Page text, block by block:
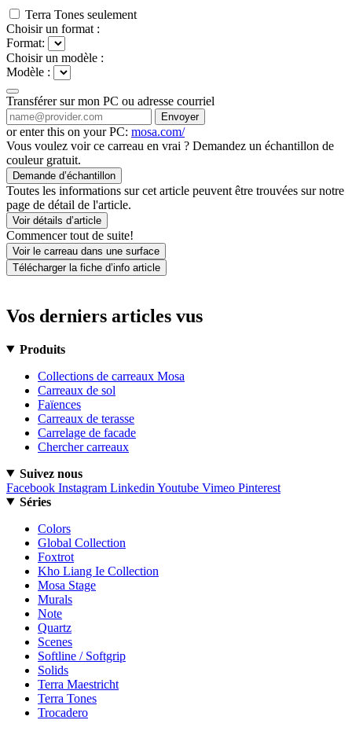
Terra Tones seulement
Choisir un format :
Format:
Choisir un modèle :
Modèle :
Transférer sur mon PC ou adresse courriel
Envoyer
or enter this on your PC: mosa.com/
Vous voulez voir ce carreau en vrai ? Demandez un échantillon de
couleur gratuit.
Demande d’échantillon
Toutes les informations sur cet article peuvent être trouvées sur notre
page de détail de l'article.
Voir détails d’article
Commencer tout de suite!
Voir le carreau dans une surface
Télécharger la fiche d’info article
Vos derniers articles vus
Produits
Collections de carreaux Mosa
Carreaux de sol
Faïences
Carreaux de terasse
Carrelage de facade
Chercher carreaux
Suivez nous
Facebook Instagram Linkedin Youtube Vimeo Pinterest
Séries
Colors
Global Collection
Foxtrot
Kho Liang Ie Collection
Mosa Stage
Murals
Note
Quartz
Scenes
Softline / Softgrip
Solids
Terra Maestricht
Terra Tones
Trocadero